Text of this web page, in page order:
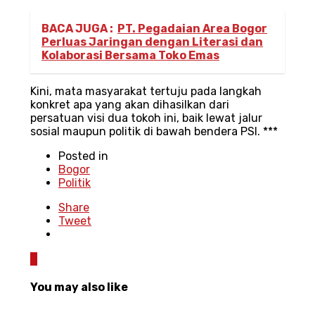
BACA JUGA : PT. Pegadaian Area Bogor
Perluas Jaringan dengan Literasi dan
Kolaborasi Bersama Toko Emas
Kini, mata masyarakat tertuju pada langkah
konkret apa yang akan dihasilkan dari
persatuan visi dua tokoh ini, baik lewat jalur
sosial maupun politik di bawah bendera PSI. ***
Posted in
Bogor
Politik
Share
Tweet
You may also like